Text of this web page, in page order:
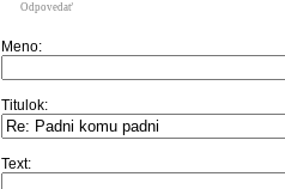
Odpovedať
Meno:
Titulok:
Text: